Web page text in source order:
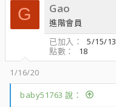
G Gao
進階會員
已加入
5/15/13
點數
18
1/16/20
baby51763 說：